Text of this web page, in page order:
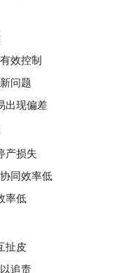
效控制
问题
出现偏差
产损失
同效率低
率低
扯皮
追责